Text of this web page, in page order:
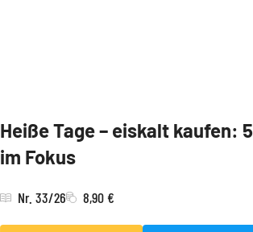
Heiße Tage – eiskalt kaufen:
im Fokus
Nr. 33/26 8,90 €